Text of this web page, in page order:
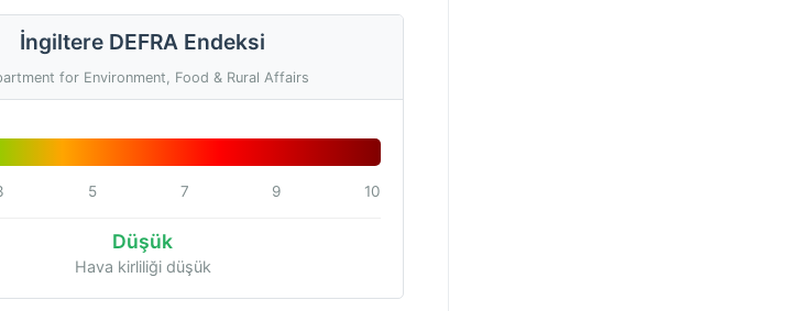
İngiltere DEFRA Endeksi
for Environment, Food & Rural Affairs
5 7 9 10
Düşük
Hava kirliliği düşük